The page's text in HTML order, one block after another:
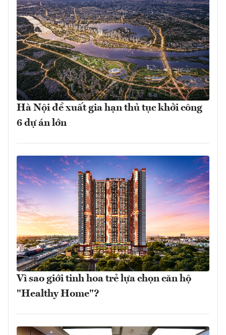
Hà Nội đề xuất gia hạn thủ tục khởi công
6 dự án lớn
Vì sao giới tinh hoa trẻ lựa chọn căn hộ
"Healthy Home"?